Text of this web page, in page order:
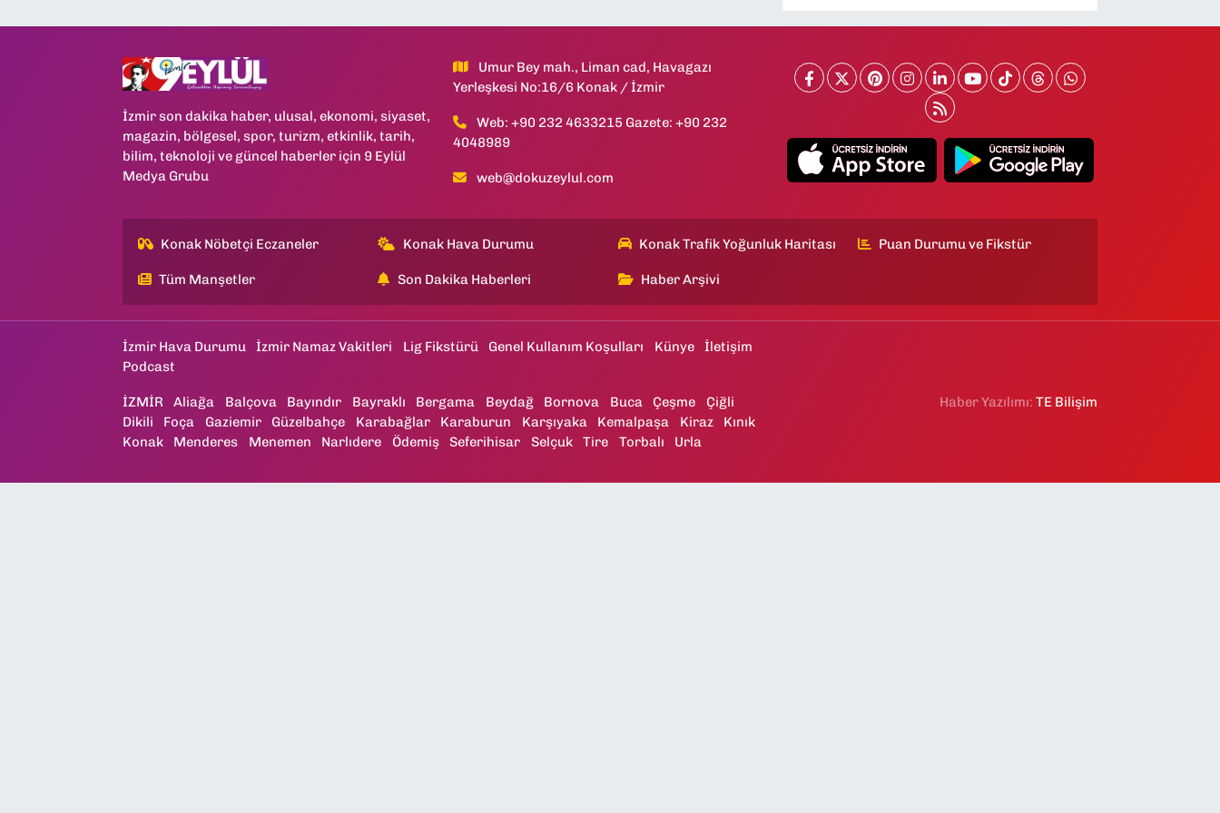
İzmir son dakika haber, ulusal, ekonomi, siyaset,
magazin, bölgesel, spor, turizm, etkinlik, tarih,
bilim, teknoloji ve güncel haberler için 9 Eylül
Medya Grubu
Umur Bey mah., Liman cad, Havagazı
Yerleşkesi No:16/6 Konak / İzmir
Web: +90 232 4633215 Gazete: +90 232
4048989
web@dokuzeylul.com
Konak Nöbetçi Eczaneler Konak Hava Durumu Konak Trafik Yoğunluk Haritası Puan Durumu ve Fikstür
Tüm Manşetler Son Dakika Haberleri Haber Arşivi
İzmir Hava Durumu İzmir Namaz Vakitleri Lig Fikstürü Genel Kullanım Koşulları Künye
İletişim
Podcast
İZMİR Aliağa Balçova Bayındır Bayraklı Bergama Beydağ Bornova Buca Çeşme
Çiğli
Dikili
Foça Gaziemir Güzelbahçe Karabağlar Karaburun Karşıyaka Kemalpaşa Kiraz
Kınık
Konak
Menderes Menemen Narlıdere Ödemiş Seferihisar Selçuk Tire Torbalı Urla
Haber Yazılımı:TE Bilişim